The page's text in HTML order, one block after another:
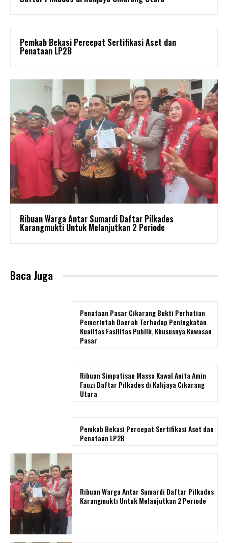
Pemkab Bekasi Percepat Sertifikasi Aset dan
Penataan LP2B
Ribuan Warga Antar Sumardi Daftar Pilkades
Karangmukti Untuk Melanjutkan 2 Periode
Baca Juga
Penataan Pasar Cikarang Bukti Perhatian
Pemerintah Daerah Terhadap Peningkatan
Kualitas Fasilitas Publik, Khususnya Kawasan
Pasar
Ribuan Simpatisan Massa Kawal Anita Amin
Fauzi Daftar Pilkades di Kalijaya Cikarang
Utara
Pemkab Bekasi Percepat Sertifikasi Aset dan
Penataan LP2B
Ribuan Warga Antar Sumardi Daftar Pilkades
Karangmukti Untuk Melanjutkan 2 Periode